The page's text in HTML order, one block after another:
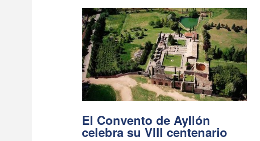
El Convento de Ayllón
celebra su VIII centenario